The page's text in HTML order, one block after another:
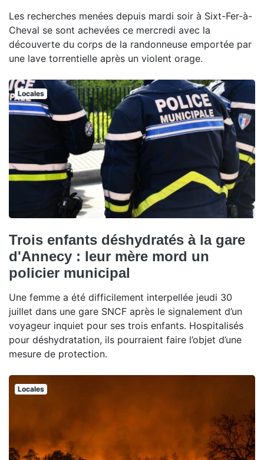
Les recherches menées depuis mardi soir à Sixt-Fer-à-
Cheval se sont achevées ce mercredi avec la
découverte du corps de la randonneuse emportée par
une lave torrentielle après un violent orage.
Locales
Trois enfants déshydratés à la gare
d'Annecy : leur mère mord un
policier municipal
Une femme a été difficilement interpellée jeudi 30
juillet dans une gare SNCF après le signalement d’un
voyageur inquiet pour ses trois enfants. Hospitalisés
pour déshydratation, ils pourraient faire l’objet d’une
mesure de protection.
Locales